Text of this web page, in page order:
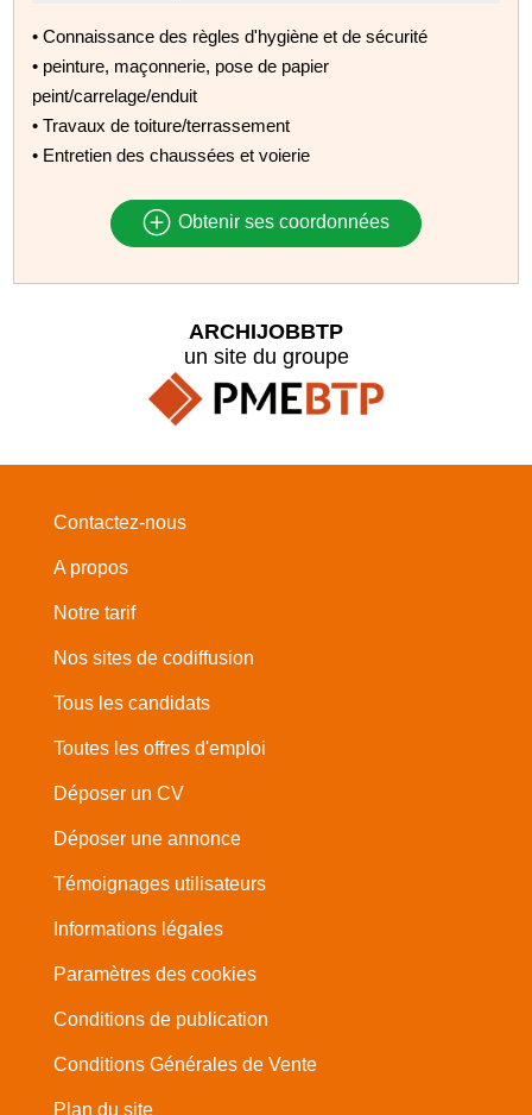
• Connaissance des règles d'hygiène et de sécurité
• peinture, maçonnerie, pose de papier
peint/carrelage/enduit
• Travaux de toiture/terrassement
• Entretien des chaussées et voierie
Obtenir ses coordonnées
ARCHIJOBBTP
un site du groupe
Contactez-nous
A propos
Notre tarif
Nos sites de codiffusion
Tous les candidats
Toutes les offres d'emploi
Déposer un CV
Déposer une annonce
Témoignages utilisateurs
Informations légales
Paramètres des cookies
Conditions de publication
Conditions Générales de Vente
Plan du site